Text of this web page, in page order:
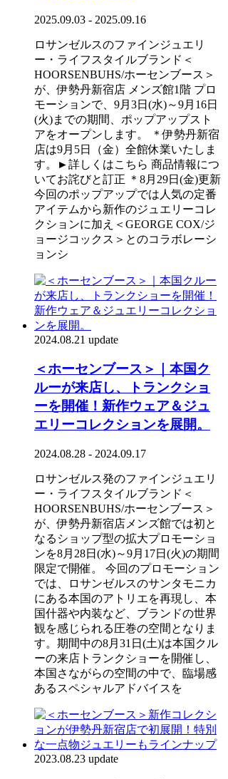
2025.09.03 - 2025.09.16
ロサンゼルスのファインジュエリ
ー・ライフスタイルブランド＜
HOORSENBUHS/ホーセンブース＞
が、伊勢丹新宿店 メンズ館1階 プロ
モーションで、9月3日(水)～9月16日
(火)までの期間、ポップアップスト
アをオープンします。 ＊伊勢丹新宿
店は9月5日（金）全館休業いたしま
す。►詳しくはこちら 商品情報につ
いてお詫びと訂正 ＊8月29日(金)更新
今回のポップアップでは人気の定番
アイテムから新作のジュエリーコレ
クションに加え＜GEORGE COX/ジ
ョージコックス＞とのコラボレーシ
ョンシ
2024.08.21 update
＜ホーセンブース＞｜本国ク
ルーが来店し、トランクショ
ーを開催！新作ウェア＆ジュ
エリーコレクションを展開。
2024.08.28 - 2024.09.17
ロサンゼルス発のファインジュエリ
ー・ライフスタイルブランド＜
HOORSENBUHS/ホーセンブース＞
が、伊勢丹新宿店メンズ館では初と
なるショップ型の拡大プロモーショ
ンを8月28日(水)～9月17日(火)の期間
限定で開催。 今回のプロモーション
では、ロサンゼルスのサンタモニカ
にある本国のアトリエを再現し、本
国什器や内装など、ブランドの世界
観を感じられる圧巻の空間となりま
す。期間中の8月31日(土)は本国クル
ーの来店トランクショーを開催し、
本国さながらの空間の中で、臨場感
あるスペシャルアドバイスを
2023.08.23 update